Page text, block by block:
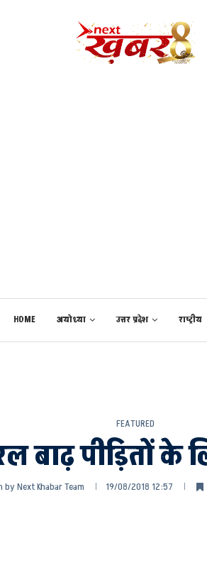
HOME अयोध्या उत्तर प्रदेश राष्ट्रीय
FEATURED
पीड़ितों के
byNext Khabar Team 19/08/2018 12:57